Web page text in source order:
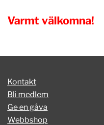
Varmt välkomna!
Kontakt
Bli medlem
Ge en gåva
Webbshop